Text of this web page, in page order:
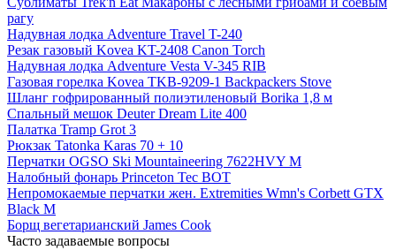
рагу
Надувная лодка Adventure Travel T-240
Резак газовый Kovea KT-2408 Canon Torch
Надувная лодка Adventure Vesta V-345 RIB
Газовая горелка Kovea TKB-9209-1 Backpackers Stove
Шланг гофрированный полиэтиленовый Borika 1,8 м
Спальный мешок Deuter Dream Lite 400
Палатка Tramp Grot 3
Рюкзак Tatonka Karas 70 + 10
Перчатки OGSO Ski Mountaineering 7622HVY M
Налобный фонарь Princeton Tec BOT
Непромокаемые перчатки жен. Extremities Wmn's Corbett GTX
Black M
Борщ вегетарианский James Cook
Часто задаваемые вопросы